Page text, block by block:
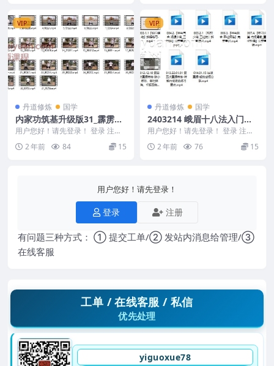
VIP
丹道修炼 国学
内家功筑基升级版31_霹雳手
老顽童
用户您好！请先登录！ 登录 注册
内家功筑基升级版31_霹雳手老顽
童 25012...
2 年前 84 15
VIP
丹道修炼 国学
2403214 峨眉十八法入门课1
4集视频
用户您好！请先登录！ 登录 注册
峨眉十八法入门课 2403214 001.
峨眉...2 年前 76 15
用户您好！请先登录！
登录 注册
有问题三种方式： ① 提交工单/② 发站内消息给管理/③
在线客服
工单 / 在线客服 / 私信
优先处理
yiguoxue78